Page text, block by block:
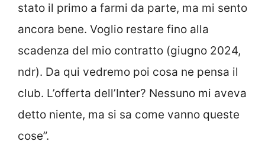
stato il primo a farmi da parte, ma mi sento
ancora bene. Voglio restare fino alla
scadenza del mio contratto (giugno 2024,
ndr). Da qui vedremo poi cosa ne pensa il
club. L’offerta dell’Inter? Nessuno mi aveva
detto niente, ma si sa come vanno queste
cose”.